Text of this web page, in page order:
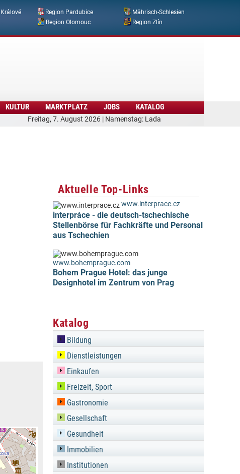
Region Pardubice
Mährisch-Schlesien
Region Olomouc Region Zlín
Freitag, 7. August 2026 | Namenstag: Lada
KULTUR MARKTPLATZ JOBS KATALOG
Aktuelle Top-Links
www.interprace.cz
interpráce - die deutsch-tschechische
Stellenbörse für Fachkräfte und Personal
aus Tschechien
www.bohemprague.com
Bohem Prague Hotel: das junge
Designhotel im Zentrum von Prag
Katalog
Bildung
Dienstleistungen
Einkaufen
Freizeit, Sport
Gastronomie
Gesellschaft
Gesundheit
Immobilien
Institutionen